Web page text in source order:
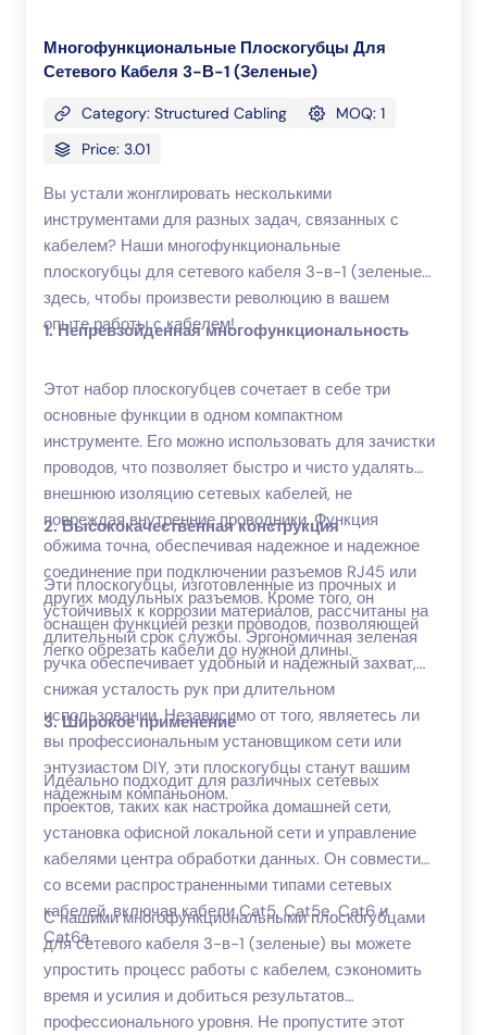
Многофункциональные Плоскогубцы Для
Сетевого Кабеля 3-В-1 (зеленые)
Category: Structured Cabling
MOQ: 1
Price: 3.01
Вы устали жонглировать несколькими
инструментами для разных задач, связанных с
кабелем? Наши многофункциональные
плоскогубцы для сетевого кабеля 3-в-1 (зеленые)
здесь, чтобы произвести революцию в вашем
опыте работы с кабелем!
1. Непревзойденная многофункциональность
Этот набор плоскогубцев сочетает в себе три
основные функции в одном компактном
инструменте. Его можно использовать для зачистки
проводов, что позволяет быстро и чисто удалять
внешнюю изоляцию сетевых кабелей, не
повреждая внутренние проводники. Функция
обжима точна, обеспечивая надежное и надежное
соединение при подключении разъемов RJ45 или
других модульных разъемов. Кроме того, он
оснащен функцией резки проводов, позволяющей
легко обрезать кабели до нужной длины.
2. Высококачественная конструкция
Эти плоскогубцы, изготовленные из прочных и
устойчивых к коррозии материалов, рассчитаны на
длительный срок службы. Эргономичная зеленая
ручка обеспечивает удобный и надежный захват,
снижая усталость рук при длительном
использовании. Независимо от того, являетесь ли
вы профессиональным установщиком сети или
энтузиастом DIY, эти плоскогубцы станут вашим
надежным компаньоном.
3. Широкое применение
Идеально подходит для различных сетевых
проектов, таких как настройка домашней сети,
установка офисной локальной сети и управление
кабелями центра обработки данных. Он совместим
со всеми распространенными типами сетевых
кабелей, включая кабели Cat5, Cat5e, Cat6 и
Cat6a.
С нашими многофункциональными плоскогубцами
для сетевого кабеля 3-в-1 (зеленые) вы можете
упростить процесс работы с кабелем, сэкономить
время и усилия и добиться результатов
профессионального уровня. Не пропустите этот